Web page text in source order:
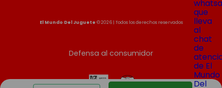
El Mundo Del Juguete © 2026 | Todos los derechos reservados
Defensa al consumidor